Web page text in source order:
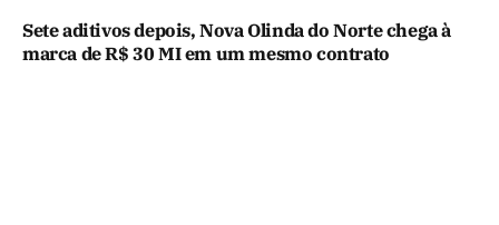
Sete aditivos depois, Nova Olinda do Norte chega à
marca de R$ 30 MI em um mesmo contrato